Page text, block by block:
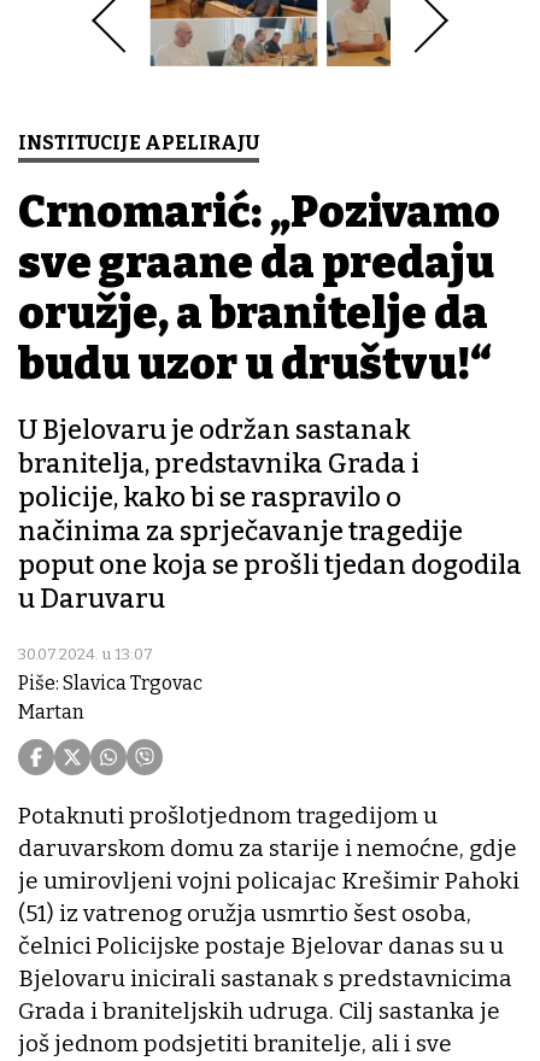
INSTITUCIJE APELIRAJU
Crnomarić: „Pozivamo
sve građane da predaju
oružje, a branitelje da
budu uzor u društvu!“
U Bjelovaru je održan sastanak
branitelja, predstavnika Grada i
policije, kako bi se raspravilo o
načinima za sprječavanje tragedije
poput one koja se prošli tjedan dogodila
u Daruvaru
30.07.2024. u 13:07
Piše: Slavica Trgovac
Martan
Potaknuti prošlotjednom tragedijom u
daruvarskom domu za starije i nemoćne, gdje
je umirovljeni vojni policajac Krešimir Pahoki
(51) iz vatrenog oružja usmrtio šest osoba,
čelnici Policijske postaje Bjelovar danas su u
Bjelovaru inicirali sastanak s predstavnicima
Grada i braniteljskih udruga. Cilj sastanka je
još jednom podsjetiti branitelje, ali i sve